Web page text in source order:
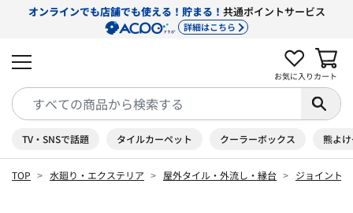
オンラインでも店舗でも使える！貯まる！ 共通ポイントサービス
詳細はこちら
お気に入り カート
TV・SNSで話題 タイルカーペット クーラーボックス 熊よ
TOP 水廻り・エクステリア 屋外タイル・外流し・縁台 ジョイント